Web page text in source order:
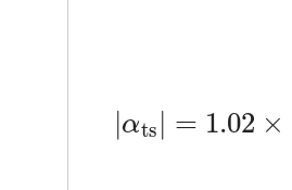
αts = 1.02 ×
αts|=1.02 ×10− 5[2 (ε∞−σ ωε0